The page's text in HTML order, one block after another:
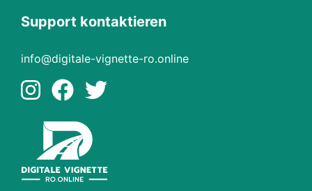
Support kontaktieren
info@digitale-vignette-ro.online